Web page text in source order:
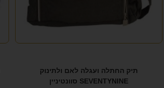
תיק החתלה ועגלה לאם ולתינוק
SEVENTYNINE סוונטיניין